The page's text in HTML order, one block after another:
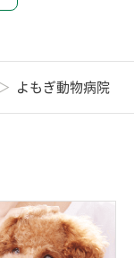
よもぎ動物病院